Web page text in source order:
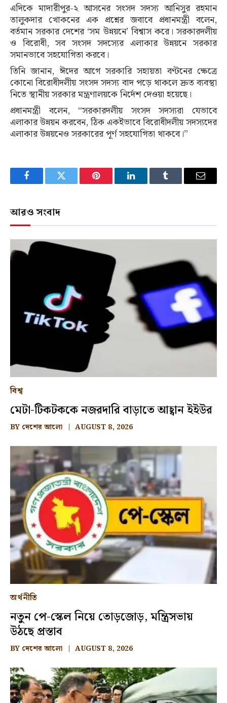
এদিকে মাদারীপুর-২ আসনের সংসদ সদস্য আনিসুর রহমান
তালুকদার খোকনের এক প্রশ্নের জবাবে প্রধানমন্ত্রী বলেন,
বর্তমান সরকার দেশের ‘সম উন্নয়নে’ বিশ্বাস করে। সরকারদলীয়
ও বিরোধী, সব সংসদ সদস্যের এলাকার উন্নয়নে সরকার
সমানভাবে সহযোগিতা করবে।
তিনি জানান, ঈদের আগে সরকারি সহায়তা বণ্টনের ক্ষেত্রে
কোনো বিরোধীদলীয় সংসদ সদস্য বাদ পড়ে থাকলে দ্রুত ব্যবস্থা
নিতে স্থানীয় সরকার মন্ত্রণালয়কে নির্দেশ দেওয়া হয়েছে।
প্রধানমন্ত্রী বলেন, “সরকারদলীয় সংসদ সদস্যরা যেভাবে
এলাকার উন্নয়ন করবেন, ঠিক একইভাবে বিরোধীদলীয় সদস্যদের
এলাকার উন্নয়নেও সরকারের পূর্ণ সহযোগিতা থাকবে।”
FacebookTwitter Pinterest LinkedInTumblr Email
আরও সংবাদ
বিশ্ব
মেটা-টিকটককে নজরদারি বাড়াতে আহ্বান ইইউর
BY দেশের আলো AUGUST 8, 2026
অর্থনীতি
নতুন পে-স্কেল নিয়ে তোড়জোড়, মন্ত্রিসভায়
উঠছে প্রস্তাব
BY দেশের আলো AUGUST 8, 2026